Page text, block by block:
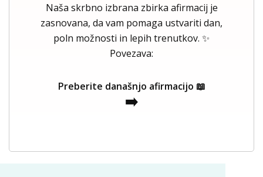
Naša skrbno izbrana zbirka afirmacij je
zasnovana, da vam pomaga ustvariti dan,
poln možnosti in lepih trenutkov. ✨
Povezava:
Preberite današnjo afirmacijo 📖
➡️